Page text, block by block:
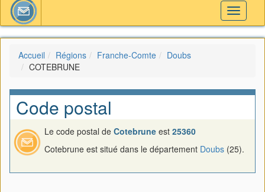
Toggle
Accueil Régions Franche-Comte
Doubs
COTEBRUNE
Code postal
Le code postal de Cotebrune est 25360
Cotebrune est situé dans le département Doubs (25).